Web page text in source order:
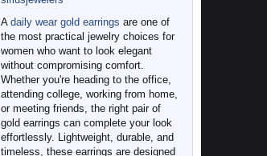
A daily wear gold earrings are one of
the most practical jewelry choices for
women who want to look elegant
without compromising comfort.
Whether you're heading to the office,
attending college, working from home,
or meeting friends, the right pair of
gold earrings can complete your look
effortlessly. Lightweight, durable, and
timeless, these earrings are designed